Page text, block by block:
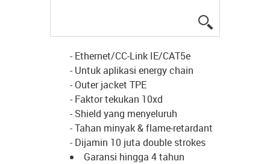
- Ethernet/CC-Link IE/CAT5e
- Untuk aplikasi energy chain
- Outer jacket TPE
- Faktor tekukan 10xd
- Shield yang menyeluruh
- Tahan minyak & flame-retardant
- Dijamin 10 juta double strokes
Garansi hingga 4 tahun